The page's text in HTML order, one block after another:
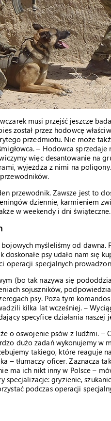
musi przejść jeszcze
został przez hodowcę
przedmiotu. Nie może
– Hodowca
więc desantowanie na
wyjeżdża z nimi na
przewodnik. Zawsze jest to
dziennie, karmieniem
w weekendy i dni świąteczne.
myśleliśmy od
doskonałe psy udało nam się
operacji specjalnych
(bo tak nazywa się
sojuszników,
psy. Poza tym
kilka lat wcześniej. –
specyfice działania
o oswojenie psów z ludźmi. –
dużo zadań wykonujemy w
takiego, które reaguje
– tłumaczy oficer. Zaznacza
ma ich nikt inny w Polsce –
specjalizacje: gryzienie,
podczas operacji